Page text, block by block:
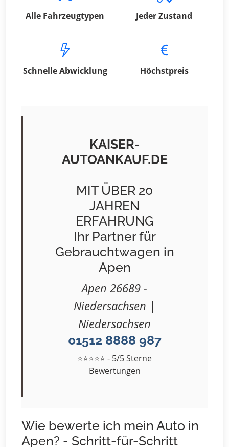
Alle Fahrzeugtypen Jeder Zustand
Schnelle Abwicklung Höchstpreis
KAISER-
AUTOANKAUF.DE
MIT ÜBER 20
JAHREN
ERFAHRUNG
Ihr Partner für
Gebrauchtwagen in
Apen
Apen 26689 -
Niedersachsen |
Niedersachsen
01512 8888 987
⭐⭐⭐⭐⭐ - 5/5 Sterne
Bewertungen
Wie bewerte ich mein Auto in
Apen? - Schritt-für-Schritt